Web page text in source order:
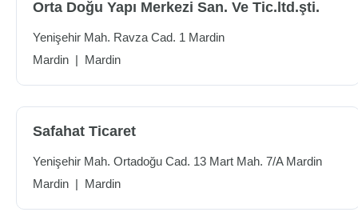
Orta Doğu Yapı Merkezi San. Ve Tic.ltd.şti.
Yenişehir Mah. Ravza Cad. 1 Mardin
Mardin | Mardin
Safahat Ticaret
Yenişehir Mah. Ortadoğu Cad. 13 Mart Mah. 7/A Mardin
Mardin | Mardin